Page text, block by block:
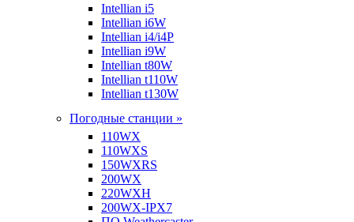
Intellian i5
Intellian i6W
Intellian i4/i4P
Intellian i9W
Intellian t80W
Intellian t110W
Intellian t130W
Погодные станции »
110WX
110WXS
150WXRS
200WX
220WXH
200WX-IPX7